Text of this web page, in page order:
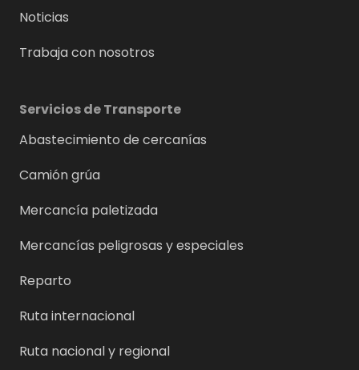
Noticias
Trabaja con nosotros
Servicios de Transporte
Abastecimiento de cercanías
Camión grúa
Mercancía paletizada
Mercancías peligrosas y especiales
Reparto
Ruta internacional
Ruta nacional y regional